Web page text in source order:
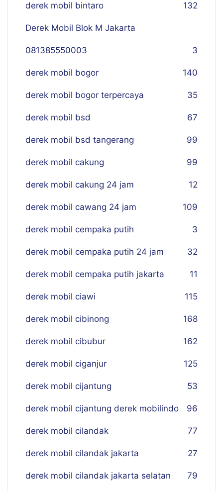
derek mobil bintaro 132
Derek Mobil Blok M Jakarta
081385550003 3
derek mobil bogor 140
derek mobil bogor terpercaya 35
derek mobil bsd 67
derek mobil bsd tangerang 99
derek mobil cakung 99
derek mobil cakung 24 jam 12
derek mobil cawang 24 jam 109
derek mobil cempaka putih 3
derek mobil cempaka putih 24 jam 32
derek mobil cempaka putih jakarta 11
derek mobil ciawi 115
derek mobil cibinong 168
derek mobil cibubur 162
derek mobil ciganjur 125
derek mobil cijantung 53
derek mobil cijantung derek mobilindo 96
derek mobil cilandak 77
derek mobil cilandak jakarta 27
derek mobil cilandak jakarta selatan 79